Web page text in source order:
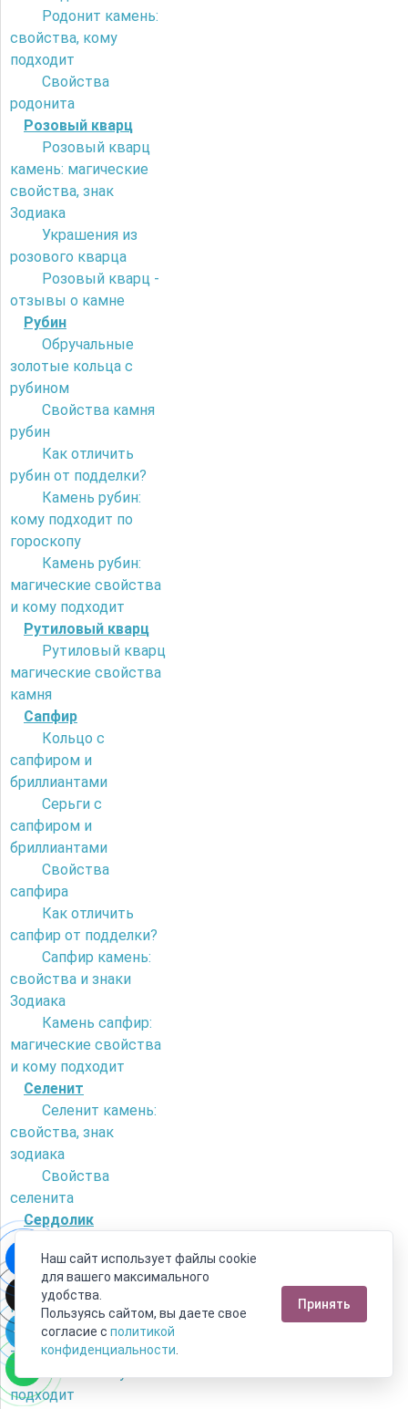
Родонит камень:
свойства, кому
подходит
Свойства
родонита
Розовый кварц
Розовый кварц
камень: магические
свойства, знак
Зодиака
Украшения из
розового кварца
Розовый кварц -
отзывы о камне
Рубин
Обручальные
золотые кольца с
рубином
Свойства камня
рубин
Как отличить
рубин от подделки?
Камень рубин:
кому подходит по
гороскопу
Камень рубин:
магические свойства
и кому подходит
Рутиловый кварц
Рутиловый кварц
магические свойства
камня
Сапфир
Кольцо с
сапфиром и
бриллиантами
Серьги с
сапфиром и
бриллиантами
Свойства
сапфира
Как отличить
сапфир от подделки?
Сапфир камень:
свойства и знаки
Зодиака
Камень сапфир:
магические свойства
и кому подходит
Селенит
Селенит камень:
свойства, знак
зодиака
Свойства
селенита
Сердолик
сердолик от
искусственного
камня?
Камень сердолик
- его магические
свойства и кому
подходит
Наш сайт использует файлы cookie
для вашего максимального
удобства.
Пользуясь сайтом, вы даете свое
согласие с политикой
конфиденциальности
Принять